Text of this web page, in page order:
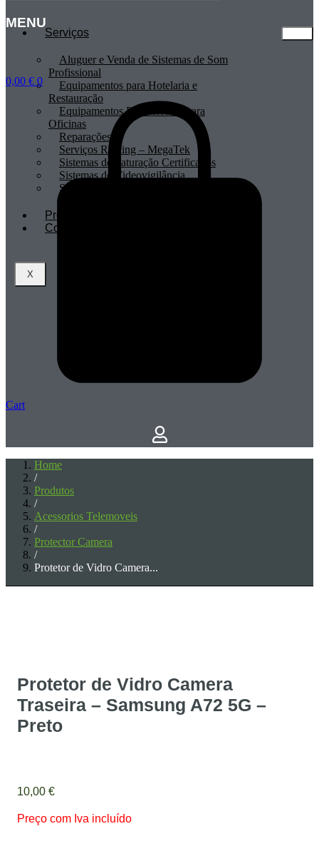
MENU
Serviços
Aluguer e Venda de Sistemas de Som
Profissional
Equipamentos para Hotelaria e
Restauração
Equipamentos Profissionais para
Oficinas
Reparações
Serviços Renting – MegaTek
Sistemas de Faturação Certificados
Sistemas de Videovigilância
Sistemas POS
Profissionais
Contactos
X
0,00 € 0
Cart
Home
/
Produtos
/
Acessorios Telemoveis
/
Protector Camera
/
Protetor de Vidro Camera...
Protetor de Vidro Camera
Traseira – Samsung A72 5G –
Preto
10,00 €
Preço com Iva incluído